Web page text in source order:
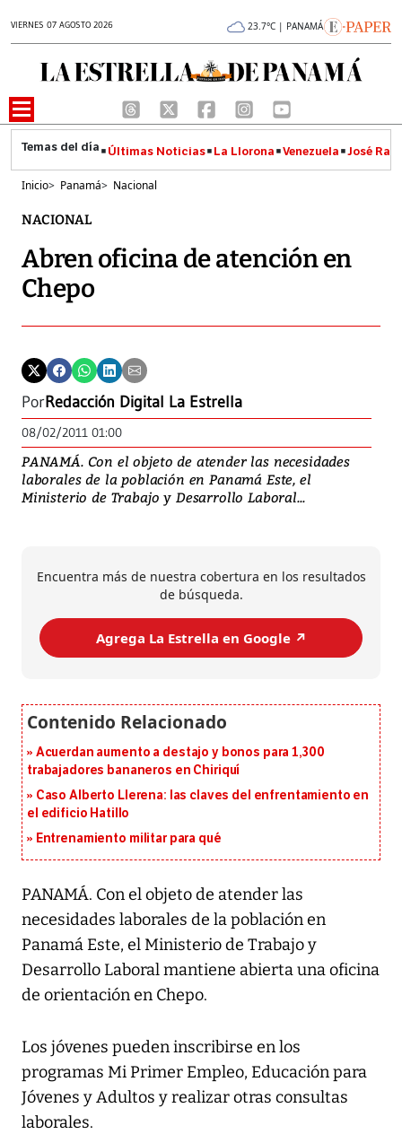
VIERNES 07 AGOSTO 2026 23.7°C | PANAMÁ
Últimas Noticias La Llorona Venezuela José
Inicio> Panamá> Nacional
NACIONAL
Abren oficina de atención en
Chepo
PorRedacción Digital La Estrella
08/02/2011 01:00
PANAMÁ. Con el objeto de atender las necesidades
laborales de la población en Panamá Este, el
Ministerio de Trabajo y Desarrollo Laboral...
Encuentra más de nuestra cobertura en los resultados
de búsqueda.
Agrega La Estrella en Google ↗️
Acuerdan aumento a destajo y bonos para 1,300
trabajadores bananeros en Chiriquí
Caso Alberto Llerena: las claves del enfrentamiento en
el edificio Hatillo
Entrenamiento militar para qué
PANAMÁ. Con el objeto de atender las
necesidades laborales de la población en
Panamá Este, el Ministerio de Trabajo y
Desarrollo Laboral mantiene abierta una oficina
de orientación en Chepo.
Los jóvenes pueden inscribirse en los
programas Mi Primer Empleo, Educación para
Jóvenes y Adultos y realizar otras consultas
laborales.